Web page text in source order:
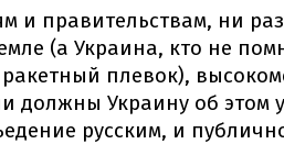
и правительствам, ни
(а Украина, кто не
плевок),
должны Украину об этом
русским, и